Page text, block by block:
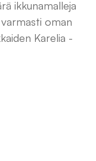
ikkunamalleja
oman
Karelia -